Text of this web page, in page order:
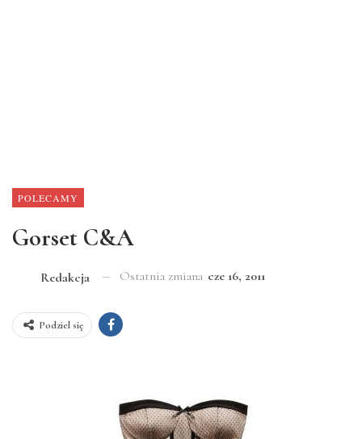
POLECAMY
Gorset C&A
Redakcja Ostatnia zmiana cze 16, 2011
Podziel się